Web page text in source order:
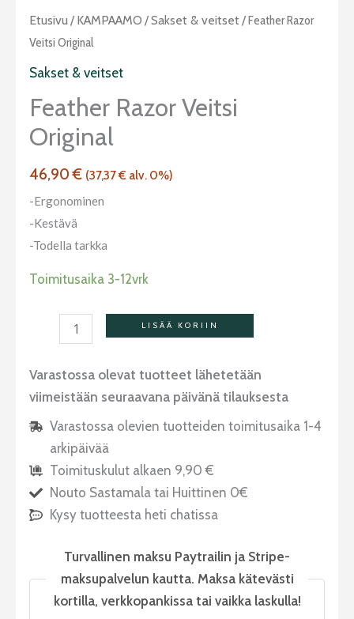
Etusivu / KAMPAAMO /Sakset & veitset/ Feather Razor
Veitsi Original
Sakset & veitset
Feather Razor Veitsi
Original
46,90€ (37,37€ alv. 0%)
-Ergonominen
-Kestävä
-Todella tarkka
Toimitusaika 3-12vrk
Feather
Razor
veitsi
määrä
LISÄÄ KORIIN
Varastossa olevat tuotteet lähetetään
viimeistään seuraavana päivänä tilauksesta
Varastossa olevien tuotteiden toimitusaika 1-4
arkipäivää
Toimituskulut alkaen 9,90 €
Nouto Sastamala tai Huittinen 0€
Kysy tuotteesta heti chatissa
Turvallinen maksu Paytrailin ja Stripe-
maksupalvelun kautta. Maksa kätevästi
kortilla, verkkopankissa tai vaikka laskulla!